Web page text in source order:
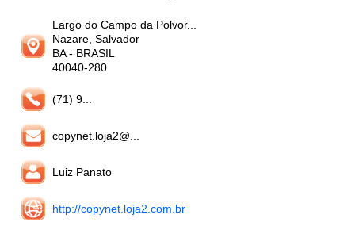
Largo do Campo da Polvor...
Nazare, Salvador
BA- BRASIL
40040-280
(71) 9...
copynet.loja2@...
Luiz Panato
http://copynet.loja2.com.br